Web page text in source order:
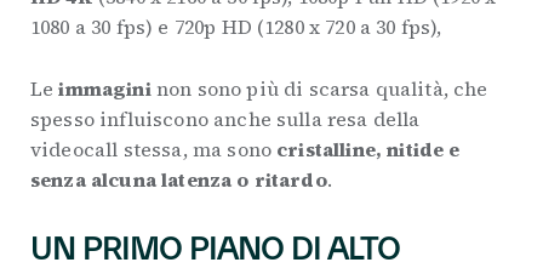
1080 a 30 fps) e 720p HD (1280 x 720 a 30 fps),
Le immagininon sono più di scarsa qualità, che
spesso influiscono anche sulla resa della
videocall stessa, ma sono cristalline, nitide e
senza alcuna latenza o ritardo.
UN PRIMO PIANO DI ALTO